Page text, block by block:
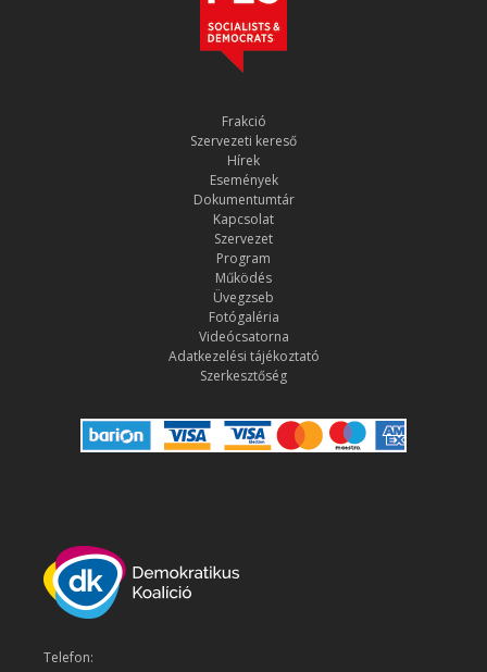
Frakció
Szervezeti kereső
Hírek
Események
Dokumentumtár
Kapcsolat
Szervezet
Program
Működés
Üvegzseb
Fotógaléria
Videócsatorna
Adatkezelési tájékoztató
Szerkesztőség
Telefon: